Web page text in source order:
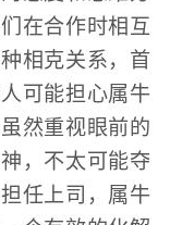
在合作时相互
相克关系，首
可能担心属牛
然重视眼前的
，不太可能夺
任上司，属牛